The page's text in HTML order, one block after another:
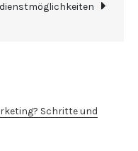
Schritte und